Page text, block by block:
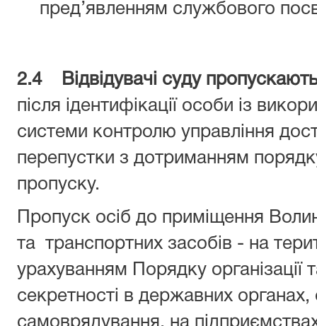
пред’явленням службового
2.4 Відвідувачі суду
після ідентифікації особи із
системи контролю управління
перепустки з дотриманням
пропуску.
Пропуск осіб до приміщення
та транспортних засобів - на
урахуванням Порядку
секретності в державних органах,
самоврядування, на